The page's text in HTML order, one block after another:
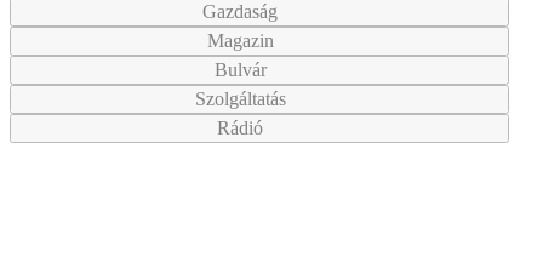
Gazdaság
Magazin
Bulvár
Szolgáltatás
Rádió